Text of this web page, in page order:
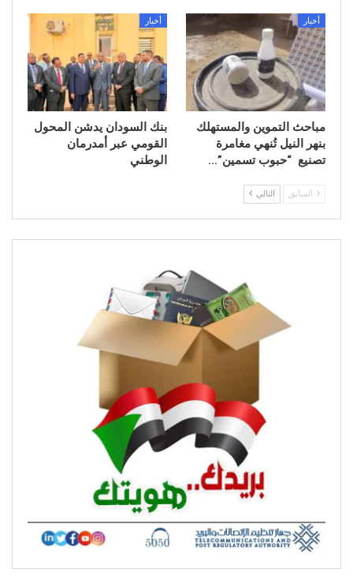
أخبار
مباحث التموين والمستهلك
بنهر النيل تُنهي مغامرة
تصنيع “حبوب تسمين”…
أخبار
بنك السودان يدشن المحول
القومي عبر أمدرمان
الوطني
السابق التالي